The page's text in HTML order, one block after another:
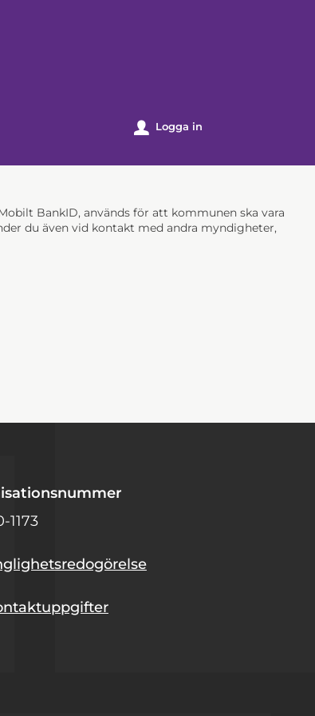
u Logga in
BankID, används för att kommunen ska vara
du även vid kontakt med andra myndigheter,
1173